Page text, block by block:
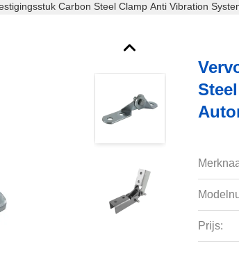
Carbon Steel Clamp Anti Vibration
Prijs: